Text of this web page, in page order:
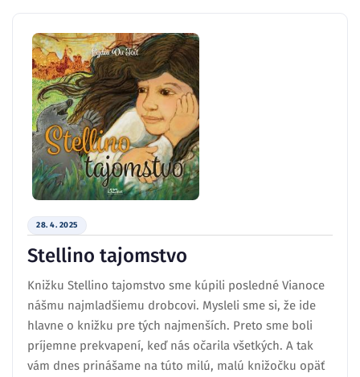
28. 4. 2025
Stellino tajomstvo
Knižku Stellino tajomstvo sme kúpili posledné Vianoce
nášmu najmladšiemu drobcovi. Mysleli sme si, že ide
hlavne o knižku pre tých najmenších. Preto sme boli
príjemne prekvapení, keď nás očarila všetkých. A tak
vám dnes prinášame na túto milú, malú knižočku opäť